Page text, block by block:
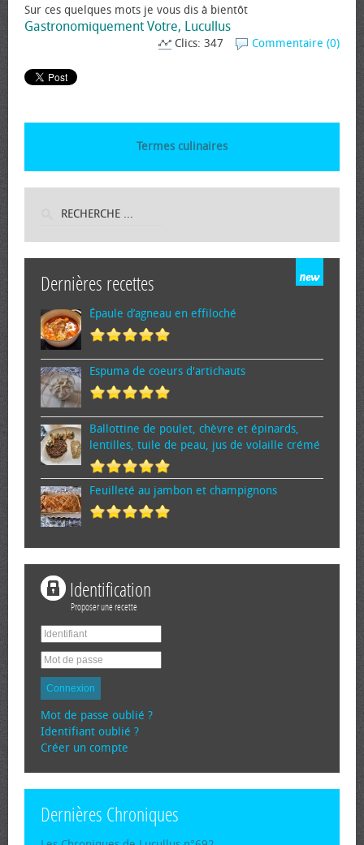
Sur ces quelques mots je vous dis à bientôt
Gastronomiquement Votre, Lucullus
Commentaire (0)
Clics: 347
Termes culinaires
Dernières recettes
Épaule d’agneau en effiloché
Espuma de cœurs d'artichauts
Ballottine de poulet, chèvre et épinards,
lentilles, tuile de peau, jus de volaille crémé
Feuilleté au jambon et champignons
Identification
Proposer une recette
Connexion
Mot de passe oublié ?
Identifiant oublié ?
Créer un compte
Dernières Chroniques